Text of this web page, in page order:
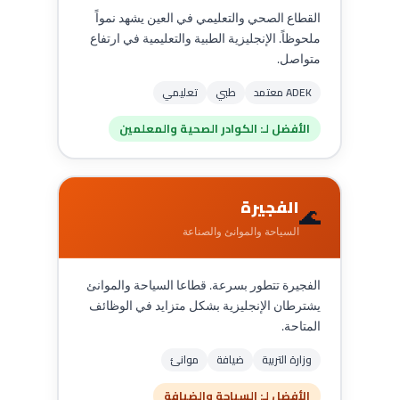
القطاع الصحي والتعليمي في العين يشهد نمواً
ملحوظاً. الإنجليزية الطبية والتعليمية في ارتفاع
متواصل.
ADEK معتمد طبي تعليمي
الأفضل لـ: الكوادر الصحية والمعلمين
🌊الفجيرة
السياحة والموانئ والصناعة
الفجيرة تتطور بسرعة. قطاعا السياحة والموانئ
يشترطان الإنجليزية بشكل متزايد في الوظائف
المتاحة.
وزارة التربية ضيافة موانئ
الأفضل لـ: السياحة والضيافة